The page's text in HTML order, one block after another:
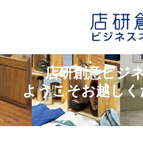
店研創意ビジ
ようこそお越し